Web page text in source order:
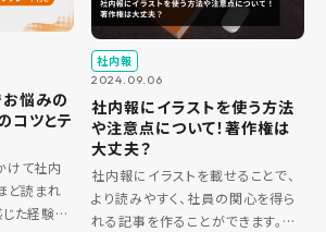
悩みの
コツとテ
けて社内
ど読まれ
た経験は
社内報
2024.09.06
社内報にイラストを使う方法
や注意点について！著作権は
大丈夫？
社内報にイラストを載せることで、
より読みやすく、社員の関心を得ら
れる記事を作ることができます。本